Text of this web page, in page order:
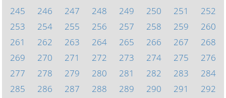
245
246 247 248 249 250 251
252
253
254 255 256 257 258 259
260
261
262 263 264 265 266 267
268
269
270 271 272 273 274 275
276
277
278 279 280 281 282 283
284
285
286 287 288 289 290 291
292